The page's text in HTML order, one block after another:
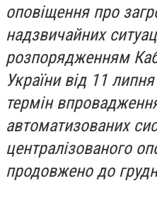
оповіщення про
надзвичайних
розпорядженням
України від 11
термін
автоматизованих
централізованого
продовжено до